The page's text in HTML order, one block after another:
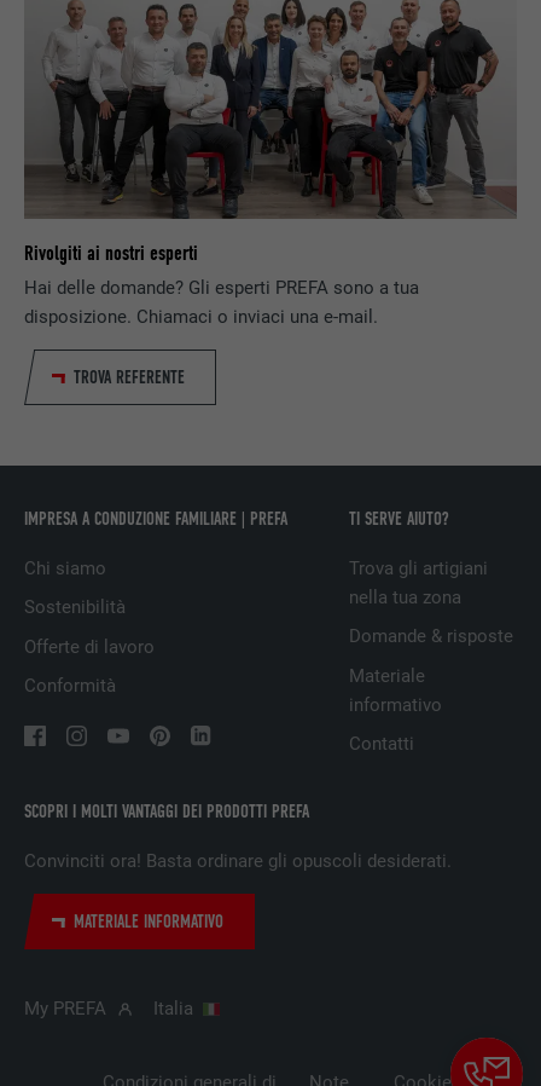
Rivolgiti ai nostri esperti
Hai delle domande? Gli esperti PREFA sono a tua
disposizione. Chiamaci o inviaci una e-mail.
TROVA REFERENTE
SCOPRI I MOLTI VANTAGGI DEI PRODOTTI PREFA
Convinciti ora! Basta ordinare gli opuscoli desiderati.
MATERIALE INFORMATIVO
IMPRESA A CONDUZIONE FAMILIARE | PREFA
Chi siamo
Sostenibilità
Offerte di lavoro
Conformità
TI SERVE AIUTO?
Trova gli artigiani
nella tua zona
Domande & risposte
Materiale
informativo
Contatti
My PREFA Italia
PROVIDER LinkedIn
DECORSO 1 giorno
SCOPO
Utilizzato dal servizio di social network
LinkedIn per il tracking dell’utilizzo di
prestazioni di servizio integrate.
NOME lissc
per tutti i cookie.
PROVIDER
DECORSO
SCOPO
Utilizzato da Facebook per visualizzare una
serie di prodotti promozionali, per esempio
Utilizzato da Facebook per visualizzare una
serie di prodotti promozionali, per esempio
offerte in tempo reale di inserzionisti terzi.